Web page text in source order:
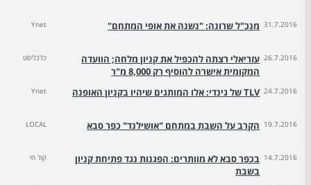
31.7.2016 מנכ"ל שרונה: "נשנה את אופי המתחם" Ynet
26.7.2016 עזריאלי רצתה להכפיל את קניון מלחה; הוועדה
המקומית אישרה להוסיף רק 8,000 מ"ר
כלכליסט
24.7.2016 TLV של גינדי: אלו המותגים שיהיו בקניון האופנה Ynet
19.7.2016 הקרב על השבת במתחם "אושילנד" כפר סבא LOCAL
14.7.2016 בכפר סבא לא מוותרים: הפגנות נגד פתיחת קניון
בשבת
קול חי